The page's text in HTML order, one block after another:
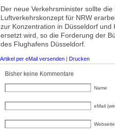
Der neue Verkehrsminister sollte
Luftverkehrskonzept für NRW
zur Konzentration in Düsseldorf
ersetzt wird, so die Forderung der
des Flughafens Düsseldorf.
Artikel per eMail versenden | Drucken
Bisher keine Kommentare
Name
eMail
Webseite